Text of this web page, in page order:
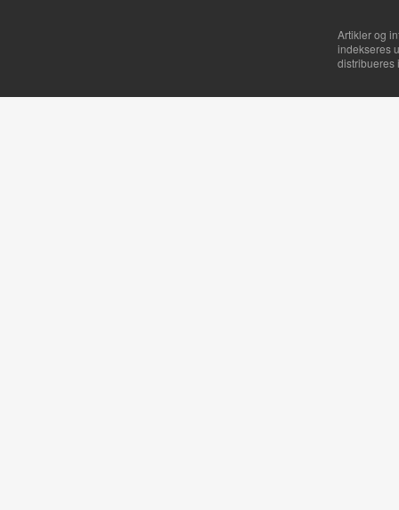
Artikler og
indekseres
distribueres